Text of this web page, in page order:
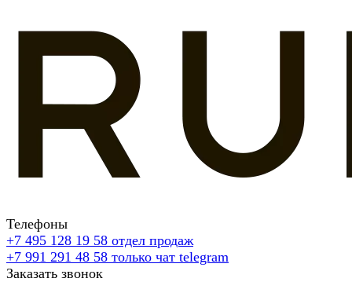
Телефоны
+7 495 128 19 58 отдел продаж
+7 991 291 48 58 только чат telegram
Заказать звонок